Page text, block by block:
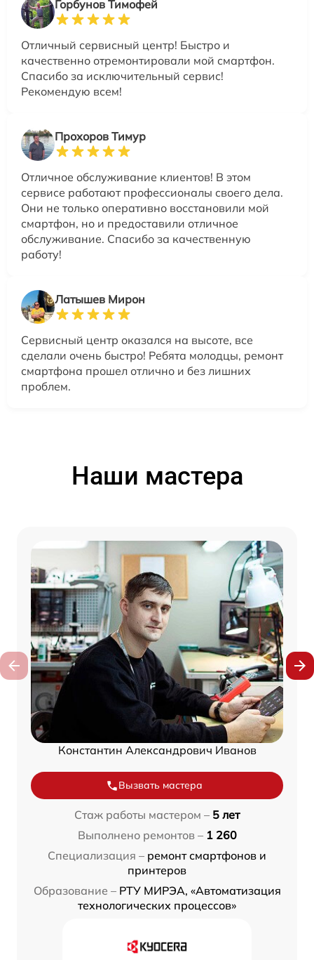
Горбунов Тимофей
Отличный сервисный центр! Быстро и
качественно отремонтировали мой смартфон.
Спасибо за исключительный сервис!
Рекомендую всем!
Прохоров Тимур
Отличное обслуживание клиентов! В этом
сервисе работают профессионалы своего дела.
Они не только оперативно восстановили мой
смартфон, но и предоставили отличное
обслуживание. Спасибо за качественную
работу!
Латышев Мирон
Сервисный центр оказался на высоте, все
сделали очень быстро! Ребята молодцы, ремонт
смартфона прошел отлично и без лишних
проблем.
Наши мастера
Константин Александрович Иванов
Вызвать мастера
Стаж работы мастером – 5 лет
Выполнено ремонтов – 1 260
Специализация – ремонт смартфонов и
принтеров
Образование – РТУ МИРЭА, «Автоматизация
технологических процессов»